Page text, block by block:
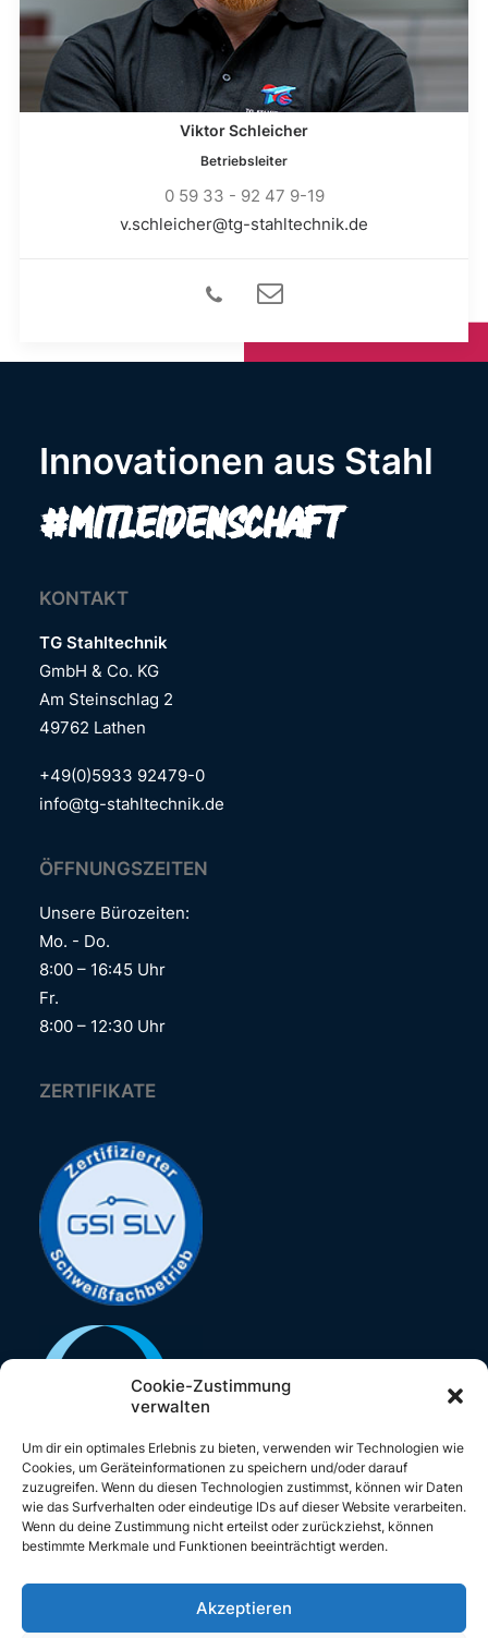
Cookie-Zustimmung
verwalten
Um dir ein optimales Erlebnis zu bieten, verwenden wir Technologien wie
Cookies, um Geräteinformationen zu speichern und/oder darauf
zuzugreifen. Wenn du diesen Technologien zustimmst, können wir Daten
wie das Surfverhalten oder eindeutige IDs auf dieser Website verarbeiten.
Wenn du deine Zustimmung nicht erteilst oder zurückziehst, können
bestimmte Merkmale und Funktionen beeinträchtigt werden.
Akzeptieren
Viktor Schleicher
Betriebsleiter
0 59 33 - 92 47 9-19
v.schleicher@tg-stahltechnik.de
Innovationen aus Stahl
#mitLeidenschaft
KONTAKT
TG Stahltechnik
GmbH & Co. KG
Am Steinschlag 2
49762 Lathen
+49(0)5933 92479-0
info@tg-stahltechnik.de
ÖFFNUNGSZEITEN
Unsere Bürozeiten:
Mo. -­­­­ Do.
8:00­­­­­ – 16:45 Uhr
Fr.
8:00 – ­­­12:30 Uhr
ZERTIFIKATE
FOLGEN SIE UNS